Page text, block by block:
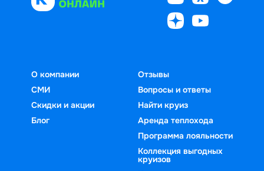
О компании
СМИ
Скидки и акции
Блог
Отзывы
Вопросы и ответы
Найти круиз
Аренда теплохода
Программа лояльности
Коллекция выгодных
круизов